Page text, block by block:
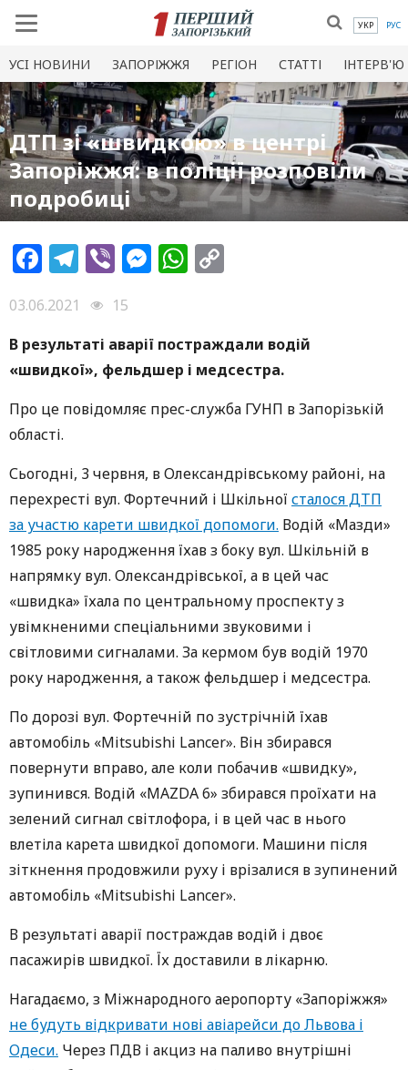
УКР РУС
УСI НОВИНИ ЗАПОРІЖЖЯ РЕГІОН СТАТТІ ІНТЕРВ'Ю
ДТП зі «швидкою» в центрі
Запоріжжя: в поліції розповіли
подробиці
Facebook
Telegram
ViberMessenger
WhatsApp
03.06.2021
15
В результаті аварії постраждали водій
«швидкої», фельдшер і медсестра.
Про це повідомляє прес-служба ГУНП в Запорізькій
області.
Сьогодні, 3 червня, в Олександрівському районі, на
перехресті вул. Фортечний і Шкільної сталося ДТП
за участю карети швидкої допомоги. Водій «Мазди»
1985 року народження їхав з боку вул. Шкільній в
напрямку вул. Олександрівської, а в цей час
«швидка» їхала по центральному проспекту з
увімкненими спеціальними звуковими і
світловими сигналами. За кермом був водій 1970
року народження, а також фельдшер і медсестра.
По дорозі вул. Фортечній по зустрічній їхав
автомобіль «Mitsubishi Lancer». Він збирався
повернути вправо, але коли побачив «швидку»,
зупинився. Водій «MAZDA 6» збирався проїхати на
зелений сигнал світлофора, і в цей час в нього
влетіла карета швидкої допомоги. Машини після
зіткнення продовжили руху і врізалися в зупинений
автомобіль «Mitsubishi Lancer».
В результаті аварії постраждав водій і двоє
пасажирів швидкої. Їх доставили в лікарню.
Нагадаємо, з Міжнародного аеропорту «Запоріжжя»
не будуть відкривати нові авіарейси до Львова і
Одеси. Через ПДВ і акциз на паливо внутрішні